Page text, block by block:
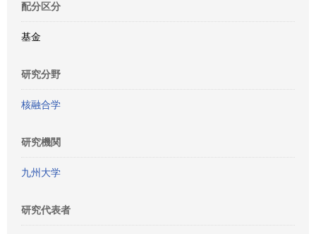
配分区分
基金
研究分野
核融合学
研究機関
九州大学
研究代表者